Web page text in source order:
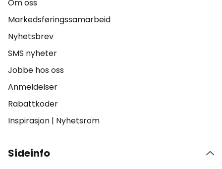
Om oss
Markedsføringssamarbeid
Nyhetsbrev
SMS nyheter
Jobbe hos oss
Anmeldelser
Rabattkoder
Inspirasjon | Nyhetsrom
Sideinfo